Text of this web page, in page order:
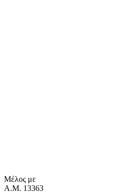
Μέλος με
Α.Μ. 13363